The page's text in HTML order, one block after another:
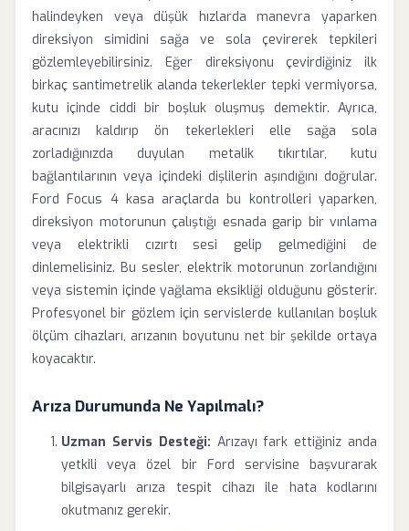
halindeyken veya düşük hızlarda manevra yaparken
direksiyon simidini sağa ve sola çevirerek tepkileri
gözlemleyebilirsiniz. Eğer direksiyonu çevirdiğiniz ilk
birkaç santimetrelik alanda tekerlekler tepki vermiyorsa,
kutu içinde ciddi bir boşluk oluşmuş demektir. Ayrıca,
aracınızı kaldırıp ön tekerlekleri elle sağa sola
zorladığınızda duyulan metalik tıkırtılar, kutu
bağlantılarının veya içindeki dişlilerin aşındığını doğrular.
Ford Focus 4 kasa araçlarda bu kontrolleri yaparken,
direksiyon motorunun çalıştığı esnada garip bir vınlama
veya elektrikli cızırtı sesi gelip gelmediğini de
dinlemelisiniz. Bu sesler, elektrik motorunun zorlandığını
veya sistemin içinde yağlama eksikliği olduğunu gösterir.
Profesyonel bir gözlem için servislerde kullanılan boşluk
ölçüm cihazları, arızanın boyutunu net bir şekilde ortaya
koyacaktır.
Arıza Durumunda Ne Yapılmalı?
Uzman Servis Desteği: Arızayı fark ettiğiniz anda
yetkili veya özel bir Ford servisine başvurarak
bilgisayarlı arıza tespit cihazı ile hata kodlarını
okutmanız gerekir.